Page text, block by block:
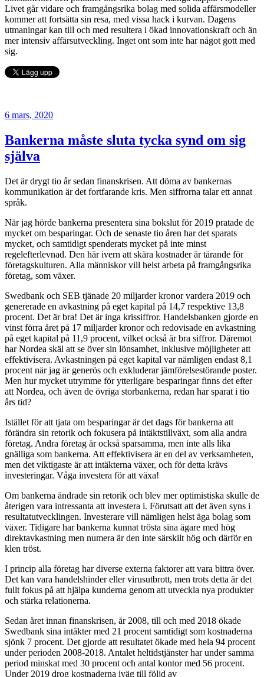
Livet går vidare och framgångsrika bolag med solida affärsmodeller
kommer att fortsätta sin resa, med vissa hack i kurvan. Dagens
utmaningar kan till och med resultera i ökad innovationskraft och än
mer intensiv affärsutveckling. Inget ont som inte har något gott med
sig.
6 mars, 2020
Bankerna måste sluta tycka synd om sig
själva
Det är drygt tio år sedan finanskrisen. Att döma av bankernas
kommunikation är det fortfarande kris. Men siffrorna talar ett annat
språk.
När jag hörde bankerna presentera sina bokslut för 2019 pratade de
mycket om besparingar. Och de senaste tio åren har det sparats
mycket, och samtidigt spenderats mycket på inte minst
regelefterlevnad. Den här ivern att skära kostnader är tärande för
företagskulturen. Alla människor vill helst arbeta på framgångsrika
företag, som växer.
Swedbank och SEB tjänade 20 miljarder kronor vardera 2019 och
genererade en avkastning på eget kapital på 14,7 respektive 13,8
procent. Det är bra! Det är inga krissiffror. Handelsbanken gjorde en
vinst förra året på 17 miljarder kronor och redovisade en avkastning
på eget kapital på 11,9 procent, vilket också är bra siffror. Däremot
har Nordea skäl att se över sin lönsamhet, inklusive möjligheter att
effektivisera. Avkastningen på eget kapital var nämligen endast 8,1
procent när jag är generös och exkluderar jämförelsestörande poster.
Men hur mycket utrymme för ytterligare besparingar finns det efter
att Nordea, och även de övriga storbankerna, redan har sparat i tio
års tid?
Istället för att tjata om besparingar är det dags för bankerna att
förändra sin retorik och fokusera på intäktstillväxt, som alla andra
företag. Andra företag är också sparsamma, men inte alls lika
gnälliga som bankerna. Att effektivisera är en del av verksamheten,
men det viktigaste är att intäkterna växer, och för detta krävs
investeringar. Våga investera för att växa!
Om bankerna ändrade sin retorik och blev mer optimistiska skulle de
återigen vara intressanta att investera i. Förutsatt att det även syns i
resultatutvecklingen. Investerare vill nämligen helst äga bolag som
växer. Tidigare har bankerna kunnat trösta sina ägare med hög
direktavkastning men numera är den inte särskilt hög och därför en
klen tröst.
I princip alla företag har diverse externa faktorer att vara bittra över.
Det kan vara handelshinder eller virusutbrott, men trots detta är det
fullt fokus på att hjälpa kunderna genom att utveckla nya produkter
och stärka relationerna.
Sedan året innan finanskrisen, år 2008, till och med 2018 ökade
Swedbank sina intäkter med 21 procent samtidigt som kostnaderna
sjönk 7 procent. Det gjorde att resultatet ökade med hela 94 procent
under perioden 2008-2018. Antalet heltidstjänster har under samma
period minskat med 30 procent och antal kontor med 56 procent.
Under 2019 drog kostnaderna iväg till följd av